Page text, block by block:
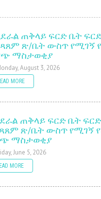
ጠቅላይ ፍርድ ቤት
ጽ/ቤት ውስጥ የሚገኝ
ማስታወቂያ
August 3, 2026
MORE
ጠቅላይ ፍርድ ቤት ፍርድ
ጽ/ቤት ውስጥ የሚገኝ
ማስታወቂያ
June 5, 2026
MORE